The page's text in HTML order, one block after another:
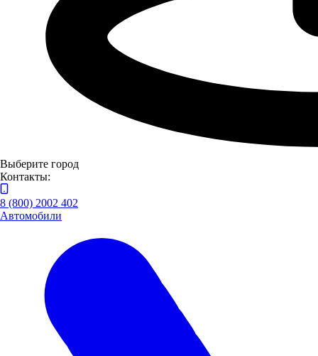
Выберите город
Контакты:
8 (800) 2002 402
Автомобили
Оценить автомобиль по Trade-in